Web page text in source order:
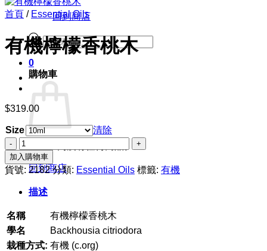
回到商店
Products
search
0
購物車
購物車內沒有任何商品。
回到商店
首頁 / Essential Oils
有機檸檬香桃木
$319.00
Size
清除
有
機
檸
香
木
數
量
加入購物車
貨號: 2182 分類: Essential Oils 標籤: 有機
描述
名稱
有機檸檬香桃木
學名
Backhousia citriodora
栽種方式: 有機 (c.org)